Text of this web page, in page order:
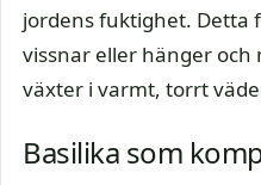
jordens fuktighet. Detta
vissnar eller hänger och
växter i varmt, torrt
Basilika som